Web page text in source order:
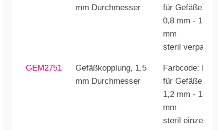
mm Durchmesser
für Gefäße von
0,8 mm - 1,2
mm
steril verpackt
GEM2751
Gefäßkopplung, 1,5
mm Durchmesser
Farbcode: blau
für Gefäße von
1,2 mm - 1,8
mm
steril einzeln